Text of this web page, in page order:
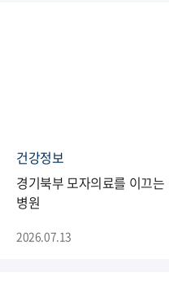
2020년 대한산부인과초음파학회
제 47회 한국모자보건학회 구연발
제 48회 한국모자보건학회 구연발
저서<내과 전공의를 위한 복부 초
건강정보
경기북부 모자의료를 이끄는
병원
2026.07.13